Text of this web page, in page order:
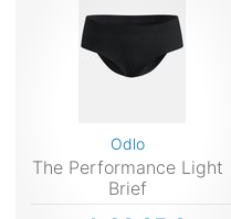
Odlo
The Performance Light
Brief